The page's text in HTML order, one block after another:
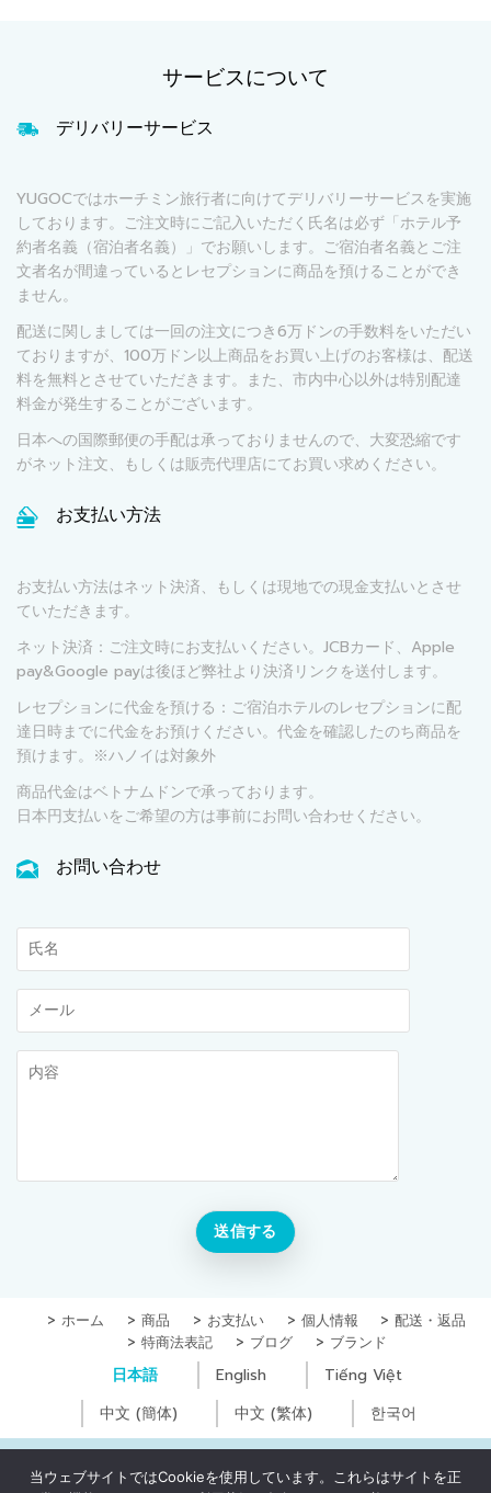
サービスについて
デリバリーサービス
YUGOCではホーチミン旅行者に向けてデリバリーサービスを実施
しております。ご注文時にご記入いただく氏名は必ず「ホテル予
約者名義（宿泊者名義）」でお願いします。ご宿泊者名義とご注
文者名が間違っているとレセプションに商品を預けることができ
ません。
配送に関しましては一回の注文につき6万ドンの手数料をいただい
ておりますが、100万ドン以上商品をお買い上げのお客様は、配送
料を無料とさせていただきます。また、市内中心以外は特別配達
料金が発生することがございます。
日本への国際郵便の手配は承っておりませんので、大変恐縮です
がネット注文、もしくは販売代理店にてお買い求めください。
お支払い方法
お支払い方法はネット決済、もしくは現地での現金支払いとさせ
ていただきます。
ネット決済：ご注文時にお支払いください。JCBカード、Apple
pay&Google payは後ほど弊社より決済リンクを送付します。
レセプションに代金を預ける：ご宿泊ホテルのレセプションに配
達日時までに代金をお預けください。代金を確認したのち商品を
預けます。※ハノイは対象外
商品代金はベトナムドンで承っております。
日本円支払いをご希望の方は事前にお問い合わせください。
お問い合わせ
ホーム 商品 お支払い 個人情報
配送・返品
特商法表記
ブログ ブランド
日本語 English
Tiếng Việt
中文 (簡体)
中文 (繁体) 한국어
当ウェブサイトではCookieを使用しています。これらはサイトを正